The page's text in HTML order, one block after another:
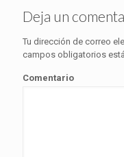
Deja un
Tu dirección de correo
campos obligatorios
Comentario